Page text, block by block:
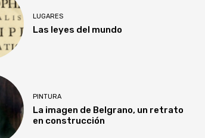
LUGARES
Las leyes del mundo
PINTURA
La imagen de Belgrano, un retrato
en construcción